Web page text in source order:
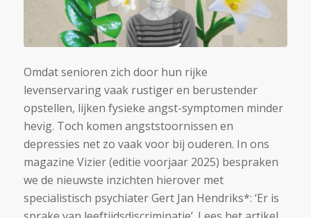
Omdat senioren zich door hun rijke
levenservaring vaak rustiger en berustender
opstellen, lijken fysieke angst-symptomen minder
hevig. Toch komen angststoornissen en
depressies net zo vaak voor bij ouderen. In ons
magazine Vizier (editie voorjaar 2025) bespraken
we de nieuwste inzichten hierover met
specialistisch psychiater Gert Jan Hendriks*: ‘Er is